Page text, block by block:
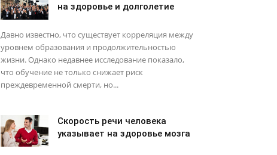
на здоровье и долголетие
Давно известно, что существует корреляция между
уровнем образования и продолжительностью
жизни. Однако недавнее исследование показало,
что обучение не только снижает риск
преждевременной смерти, но...
Скорость речи человека
указывает на здоровье мозга